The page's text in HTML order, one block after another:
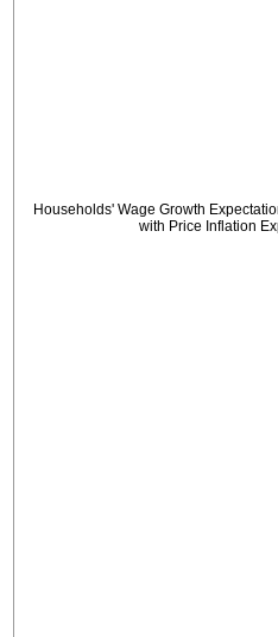
Households' Wage Growth
with Price Inflation